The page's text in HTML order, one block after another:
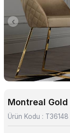
Montreal
Ürün Kodu : T36148